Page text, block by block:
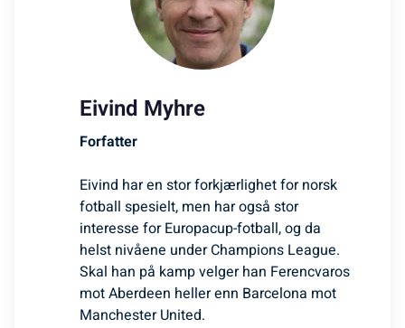
Eivind Myhre
Forfatter
Eivind har en stor forkjærlighet for norsk
fotball spesielt, men har også stor
interesse for Europacup-fotball, og da
helst nivåene under Champions League.
Skal han på kamp velger han Ferencvaros
mot Aberdeen heller enn Barcelona mot
Manchester United.